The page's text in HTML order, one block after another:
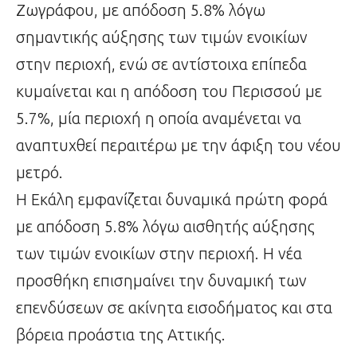
Ζωγράφου, με απόδοση 5.8% λόγω
σημαντικής αύξησης των τιμών ενοικίων
στην περιοχή, ενώ σε αντίστοιχα επίπεδα
κυμαίνεται και η απόδοση του Περισσού με
5.7%, μία περιοχή η οποία αναμένεται να
αναπτυχθεί περαιτέρω με την άφιξη του νέου
μετρό.
Η Εκάλη εμφανίζεται δυναμικά πρώτη φορά
με απόδοση 5.8% λόγω αισθητής αύξησης
των τιμών ενοικίων στην περιοχή. Η νέα
προσθήκη επισημαίνει την δυναμική των
επενδύσεων σε ακίνητα εισοδήματος και στα
βόρεια προάστια της Αττικής.